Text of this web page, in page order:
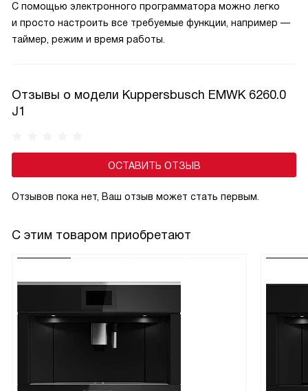
С помощью электронного программатора можно легко
и просто настроить все требуемые функции, например —
таймер, режим и время работы.
Отзывы о модели Kuppersbusch EMWK 6260.0
J1
ОСТАВИТЬ ОТЗЫВ
Отзывов пока нет, Ваш отзыв может стать первым.
С этим товаром приобретают